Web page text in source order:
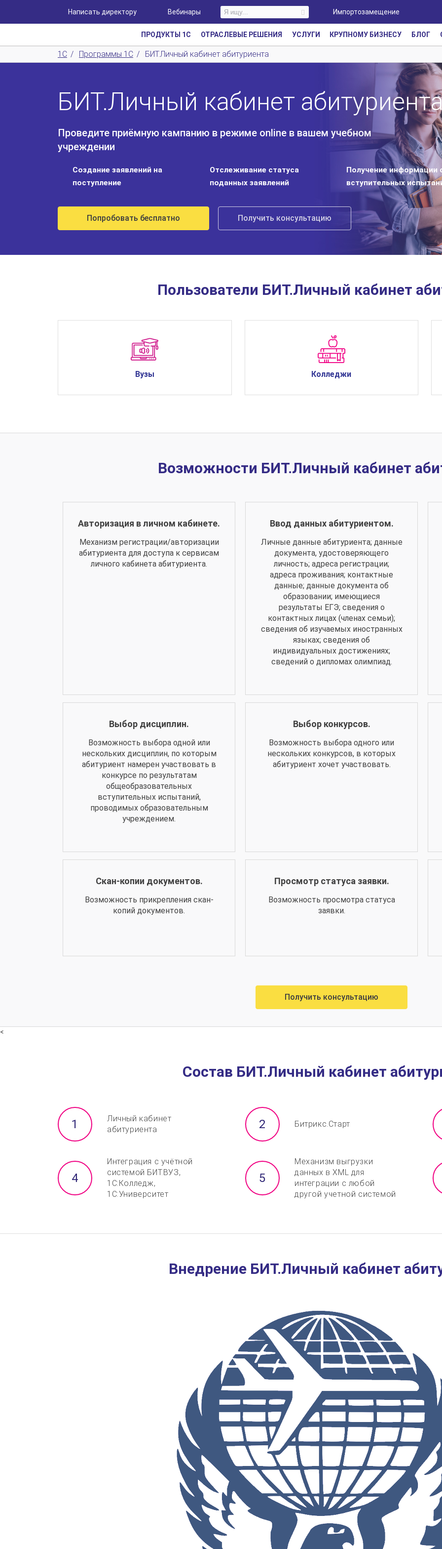
Написать директору Вебинары Импортозамещение
ПРОДУКТЫ 1С ОТРАСЛЕВЫЕ РЕШЕНИЯ УСЛУГИ КРУПНОМУ БИЗНЕСУ БЛОГ
1С / Программы 1С / БИТ.Личный кабинет абитуриента
БИТ.Личный кабинет
Проведите приёмную кампанию в режиме online в вашем учебном
учреждении
Создание заявлений на
поступление
Отслеживание статуса
поданных заявлений
Получение информации
вступительных
Попробовать бесплатно Получить консультацию
Пользователи БИТ.Личный кабинет
Вузы Колледжи
Возможности БИТ.Личный кабинет
Авторизация в личном кабинете.
Механизм регистрации/авторизации
абитуриента для доступа к сервисам
личного кабинета абитуриента.
Ввод данных абитуриентом.
Личные данные абитуриента; данные
документа, удостоверяющего
личность; адреса регистрации;
адреса проживания; контактные
данные; данные документа об
образовании; имеющиеся
результаты ЕГЭ; сведения о
контактных лицах (членах семьи);
сведения об изучаемых иностранных
языках; сведения об
индивидуальных достижениях;
сведений о дипломах олимпиад.
Выбор дисциплин.
Возможность выбора одной или
нескольких дисциплин, по которым
абитуриент намерен участвовать в
конкурсе по результатам
общеобразовательных
вступительных испытаний,
проводимых образовательным
учреждением.
Выбор конкурсов.
Возможность выбора одного или
нескольких конкурсов, в которых
абитуриент хочет участвовать.
Скан-копии документов.
Возможность прикрепления скан-
копий документов.
Просмотр статуса заявки.
Возможность просмотра статуса
заявки.
Получить консультацию
<
Состав БИТ.Личный кабинет
Личный кабинет
абитуриента
Битрикс.Старт
Интеграция с учётной
системой БИТ.ВУЗ,
1С:Колледж,
1С:Университет
Механизм выгрузки
данных в XML для
интеграции с любой
другой учетной системой
Внедрение БИТ.Личный кабинет